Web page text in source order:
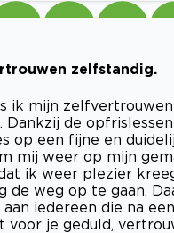
zelfstandig.
ik mijn
de
op een fijne en
mij weer op mijn
ik weer plezier
weg op te gaan.
iedereen die na
je geduld,